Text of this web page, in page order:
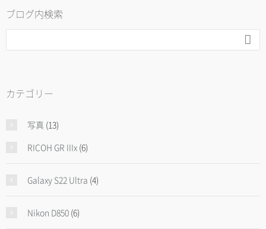
ブログ内検索

カテゴリー
写真 (13)
RICOH GR IIIx (6)
Galaxy S22 Ultra (4)
Nikon D850 (6)